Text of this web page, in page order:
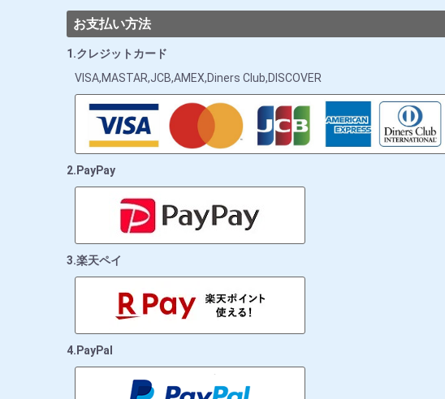
お支払い方法
1.クレジットカード
VISA,MASTAR,JCB,AMEX,Diners Club,DISCOVER
2.PayPay
3.楽天ペイ
4.PayPal